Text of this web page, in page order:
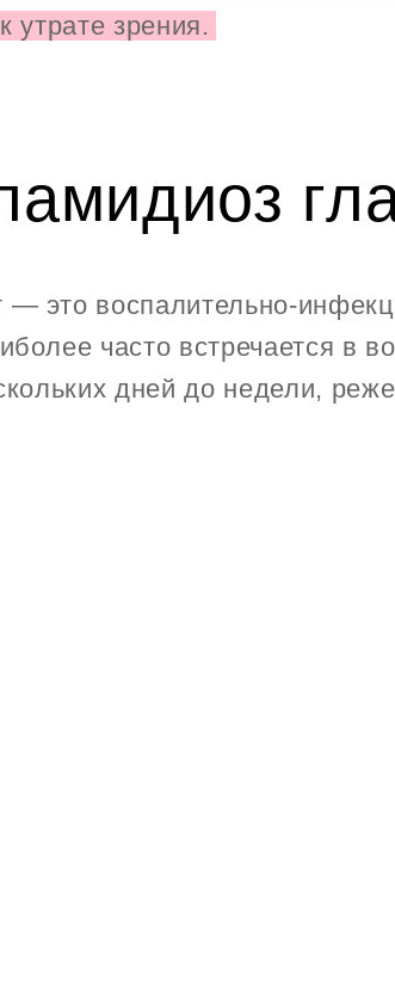
утрате зрения.
это воспалительно-
часто встречается в
дней до недели,